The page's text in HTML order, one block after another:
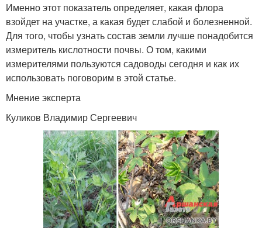
Именно этот показатель определяет, какая флора
взойдет на участке, а какая будет слабой и болезненной.
Для того, чтобы узнать состав земли лучше понадобится
измеритель кислотности почвы. О том, какими
измерителями пользуются садоводы сегодня и как их
использовать поговорим в этой статье.
Мнение эксперта
Куликов Владимир Сергеевич